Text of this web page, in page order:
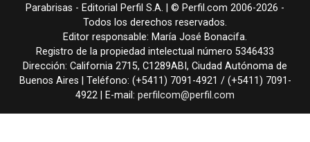
Parabrisas - Editorial Perfil S.A. | © Perfil.com 2006-2026 -
Todos los derechos reservados.
Editor responsable: María José Bonacifa.
Registro de la propiedad intelectual número 5346433
Dirección: California 2715, C1289ABI , Ciudad Autónoma de
Buenos Aires | Teléfono: (+5411) 7091-4921 / (+5411) 7091-
4922 | E-mail: perfilcom@perfil.com